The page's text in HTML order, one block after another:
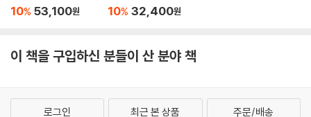
10% 53,100원
제+817제 (2026) : 일
10% 32,400원
이 책을 구입하신 분들이 산 분야 책
로그인 최근 본 상품 주문/배송